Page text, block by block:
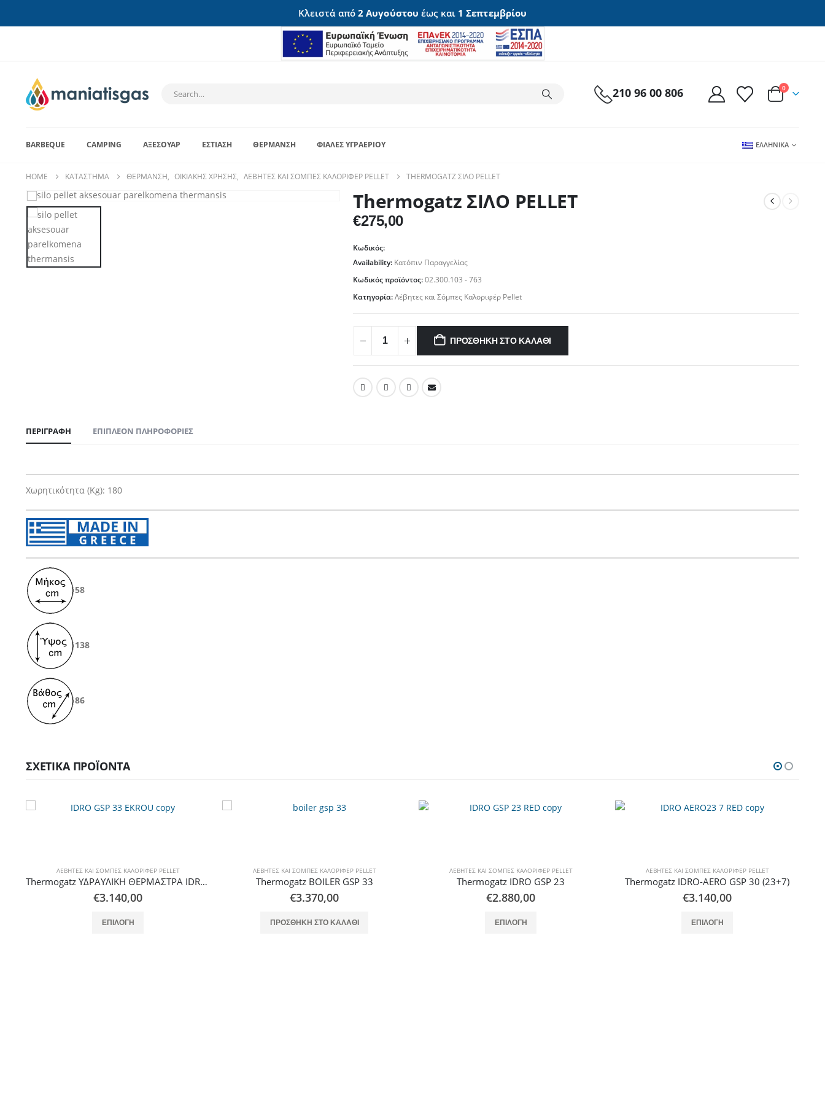
Κλειστά από 2 Αυγούστου έως και 1 Σεπτεμβρίου
210 96 00 806 0
BARBEQUE CAMPING ΑΞΕΣΟΥΆΡ ΕΣΤΊΑΣΗ ΘΈΡΜΑΝΣΗ ΦΙΆΛΕΣ ΥΓΡΑΕΡΊΟΥ ΕΛΛΗΝΙΚΆ
HOME ΚΑΤΆΣΤΗΜΑ ΘΈΡΜΑΝΣΗ, ΟΙΚΙΑΚΉΣ ΧΡΉΣΗΣ, ΛΈΒΗΤΕΣ ΚΑΙ ΣΌΜΠΕΣ ΚΑΛΟΡΙΦΈΡ PELLET THERMOGATZ ΣΙΛΟ PELLET
Thermogatz ΣΙΛΟ PELLET
€275,00
Κωδικός:
Availability: Κατόπιν Παραγγελίας
Κωδικός προϊόντος:02.300.103 - 763
Κατηγορία:Λέβητες και Σόμπες Καλοριφέρ Pellet
ΠΡΟΣΘΉΚΗ ΣΤΟ ΚΑΛΆΘΙ
ΠΕΡΙΓΡΑΦΉ ΕΠΙΠΛΈΟΝ ΠΛΗΡΟΦΟΡΊΕΣ
Χωρητικότητα (Kg): 180
58
138
86
ΣΧΕΤΙΚΆ ΠΡΟΪΌΝΤΑ
ΛΈΒΗΤΕΣ ΚΑΙ ΣΌΜΠΕΣ ΚΑΛΟΡΙΦΈΡ PELLET
Thermogatz BOILER GSP 33
€3.370,00
ΠΡΟΣΘΉΚΗ ΣΤΟ ΚΑΛΆΘΙ
ΛΈΒΗΤΕΣ ΚΑΙ ΣΌΜΠΕΣ ΚΑΛΟΡΙΦΈΡ PELLET
Thermogatz IDRO GSP 23
€2.880,00
ΕΠΙΛΟΓΉ
ΛΈΒΗΤΕΣ ΚΑΙ ΣΌΜΠΕΣ ΚΑΛΟΡΙΦΈΡ PELLET
Thermogatz IDRO-AERO GSP 30 (23+7)
€3.140,00
ΕΠΙΛΟΓΉ